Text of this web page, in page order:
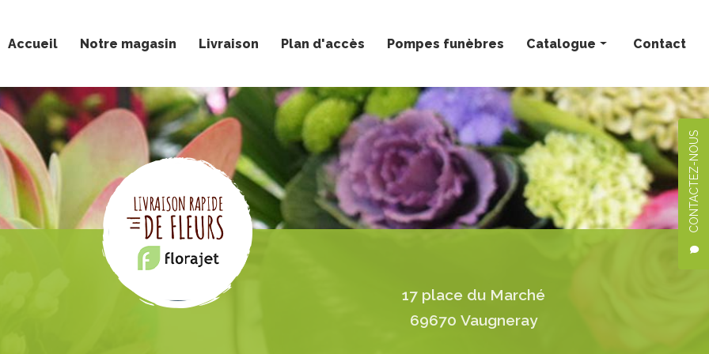
CONTACTEZ-NOUS
Accueil Notre magasin Livraison Plan d'accès Pompes funèbres Catalogue
Bouquets personnalisés
Compositions florales
Deuil
Mariage
Plantes
Contact
17 place du Marché
69670 Vaugneray